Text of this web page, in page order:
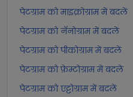
पेटग्राम को माइक्रोग्राम में बदलें
पेटग्राम को नॅनोग्राम में बदलें
पेटग्राम को पीकोग्राम में बदलें
पेटग्राम को फ़ेम्टोग्राम में बदलें
पेटग्राम को एट्टोग्राम में बदलें